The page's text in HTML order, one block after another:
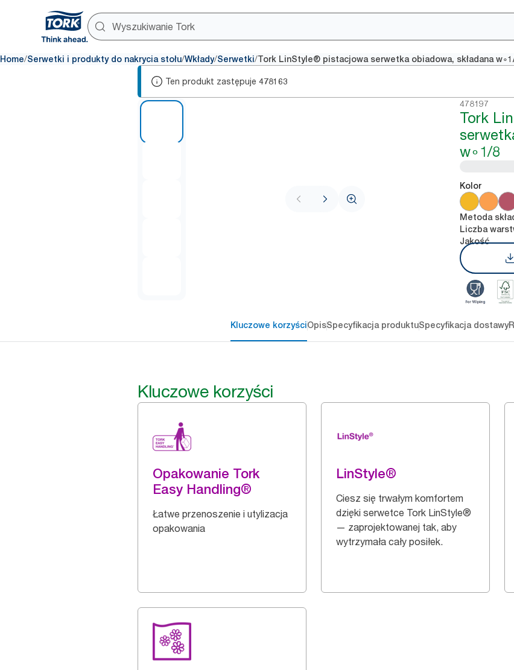
Home/Serwetki i produkty do nakrycia stołu/Wkłady/Serwetki/Tork LinStyle® pistacjowa serwetka obiadowa, składana
Ten produkt zastępuje 478163
478197
Tork
w∘1/8
Kolor
Metoda
Liczba
Jakość
Kluczowe korzyściOpisSpecyfikacja produktuSpecyfikacja dostawy
Kluczowe korzyści
Opakowanie Tork
Easy Handling®
Łatwe przenoszenie i utylizacja
opakowania
LinStyle®
Ciesz się trwałym komfortem
dzięki serwetce Tork LinStyle®
— zaprojektowanej tak, aby
wytrzymała cały posiłek.